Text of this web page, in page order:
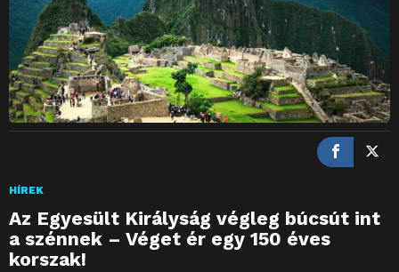
HÍREK
Az Egyesült Királyság végleg búcsút int
a szénnek – Véget ér egy 150 éves
korszak!